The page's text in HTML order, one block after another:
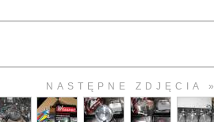
NASTĘPNE ZDJĘCIA »